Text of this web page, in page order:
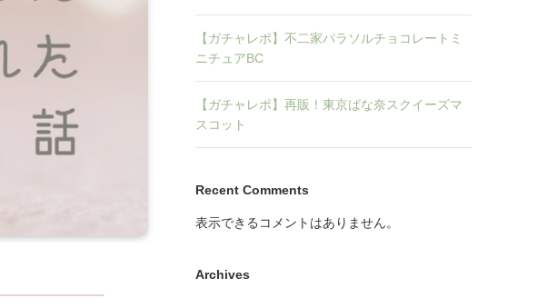
【ガチャレポ】不二家パラソルチョコレートミ
ニチュアBC
【ガチャレポ】再販！東京ばな奈スクイーズマ
スコット
Recent Comments
表示できるコメントはありません。
Archives